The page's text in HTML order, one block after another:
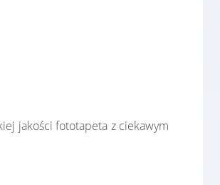
jakości fototapeta z ciekawym